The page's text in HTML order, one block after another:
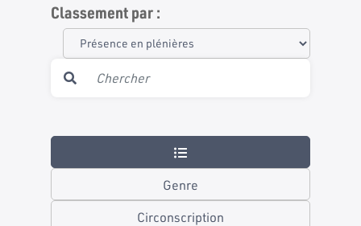
Classement par :
Genre
Circonscription